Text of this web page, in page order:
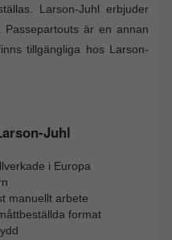
Larson-Juhl erbjuder
Passepartouts är en annan
tillgängliga hos Larson-
Juhl
i Europa
manuellt arbete
format